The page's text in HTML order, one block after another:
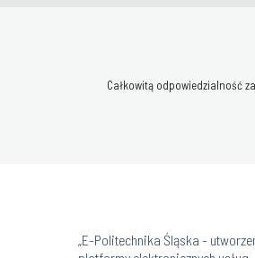
Całkowitą odpowiedzialność
„E-Politechnika Śląska -